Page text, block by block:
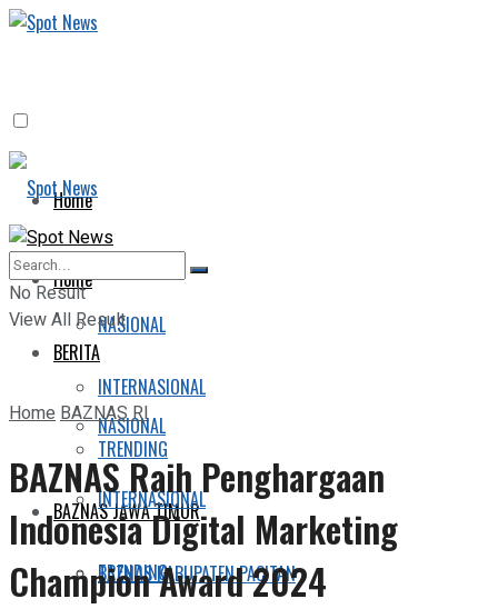
Home
BERITA
NASIONAL
INTERNASIONAL
TRENDING
BAZNAS JAWA TIMUR
BAZNAS KABUPATEN PACITAN
Home
BERITA
NASIONAL
INTERNASIONAL
TRENDING
No Result
View All Result
HomeBAZNAS RI
BAZNAS Raih Penghargaan
Indonesia Digital Marketing
Champion Award 2024